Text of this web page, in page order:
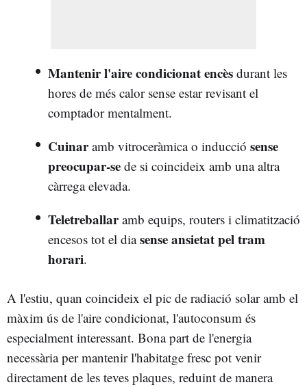
Mantenir l'aire condicionat encès durant les
hores de més calor sense estar revisant el
comptador mentalment.
Cuinaramb vitroceràmica o inducció sense
preocupar-se de si coincideix amb una altra
càrrega elevada.
Teletreballaramb equips, routers i climatització
encesos tot el diasense ansietat pel tram
horari.
A l'estiu, quan coincideix el pic de radiació solar amb el
màxim ús de l'aire condicionat, l'autoconsum és
especialment interessant. Bona part de l'energia
necessària per mantenir l'habitatge fresc pot venir
directament de les teves plaques, reduint de manera